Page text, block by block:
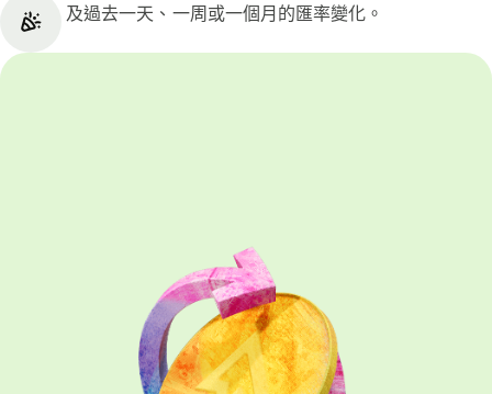
及過去一天、一周或一個月的匯率變化。